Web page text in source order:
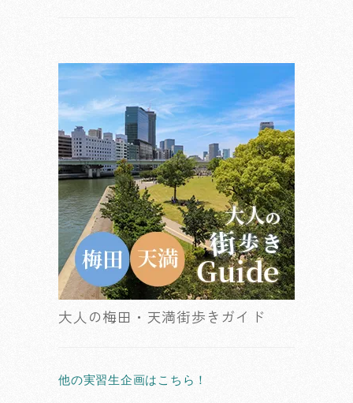
大人の梅田・天満街歩きガイド
他の実習生企画はこちら！